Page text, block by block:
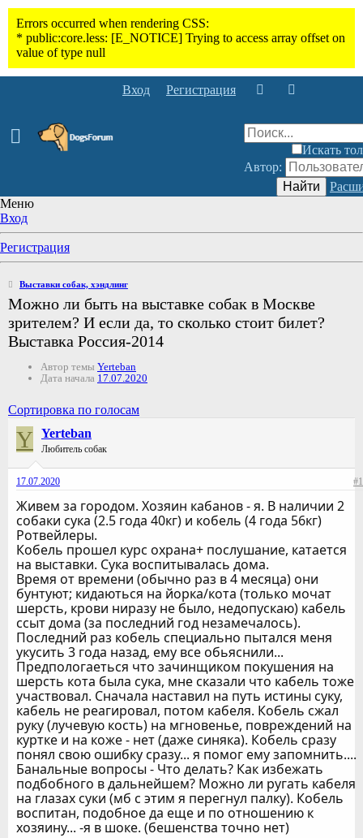
Вход Регистрация
Искать
Автор:
Найти
Меню
Вход
Регистрация
Выставки собак, хэндлинг
Можно ли быть на выставке собак в Москве
зрителем? И если да, то сколько стоит билет?
Выставка Россия-2014
Автор темы Yerteban
Дата начала 17.07.2020
Сортировка по голосам
Y Yerteban
Любитель собак
17.07.2020 #1
Живем за городом. Хозяин кабанов - я. В наличии 2
собаки сука (2.5 года 40кг) и кобель (4 года 56кг)
Ротвейлеры.
Кобель прошел курс охрана+ послушание, катается
на выставки. Сука воспитывалась дома.
Время от времени (обычно раз в 4 месяца) они
бунтуют; кидаються на йорка/кота (только мочат
шерсть, крови ниразу не было, недопускаю) кабель
ссыт дома (за последний год незамечалось).
Последний раз кобель специально пытался меня
укусить 3 года назад, ему все обьяснили...
Предпологаеться что зачинщиком покушения на
шерсть кота была сука, мне сказали что кабель тоже
участвовал. Сначала наставил на путь истины суку,
кабель не реагировал, потом кабеля. Кобель сжал
руку (лучевую кость) на мгновенье, повреждений на
куртке и на коже - нет (даже синяка). Кобель сразу
понял свою ошибку сразу... я помог ему запомнить....
Банальные вопросы - Что делать? Как избежать
подбобного в дальнейшем? Можно ли ругать кабеля
на глазах суки (мб с этим я перегнул палку). Кобель
воспитан, подобное да еще и по отношению к
хозяину... -я в шоке. (бешенства точно нет)